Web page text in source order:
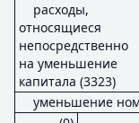
расходы,
относящиеся
непосредственно
на уменьшение
капитала (3323)
уменьшение